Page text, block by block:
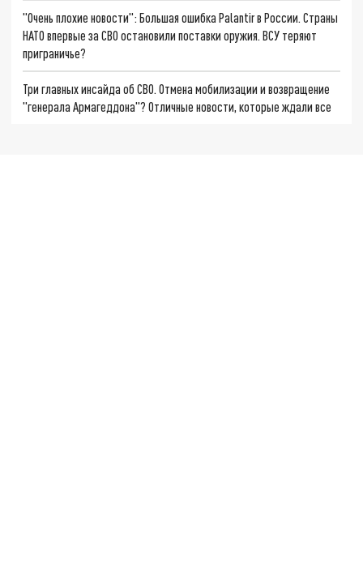
"Очень плохие новости": Большая ошибка Palantir в России. Страны
НАТО впервые за СВО остановили поставки оружия. ВСУ теряют
приграничье?
Три главных инсайда об СВО. Отмена мобилизации и возвращение
"генерала Армагеддона"? Отличные новости, которые ждали все